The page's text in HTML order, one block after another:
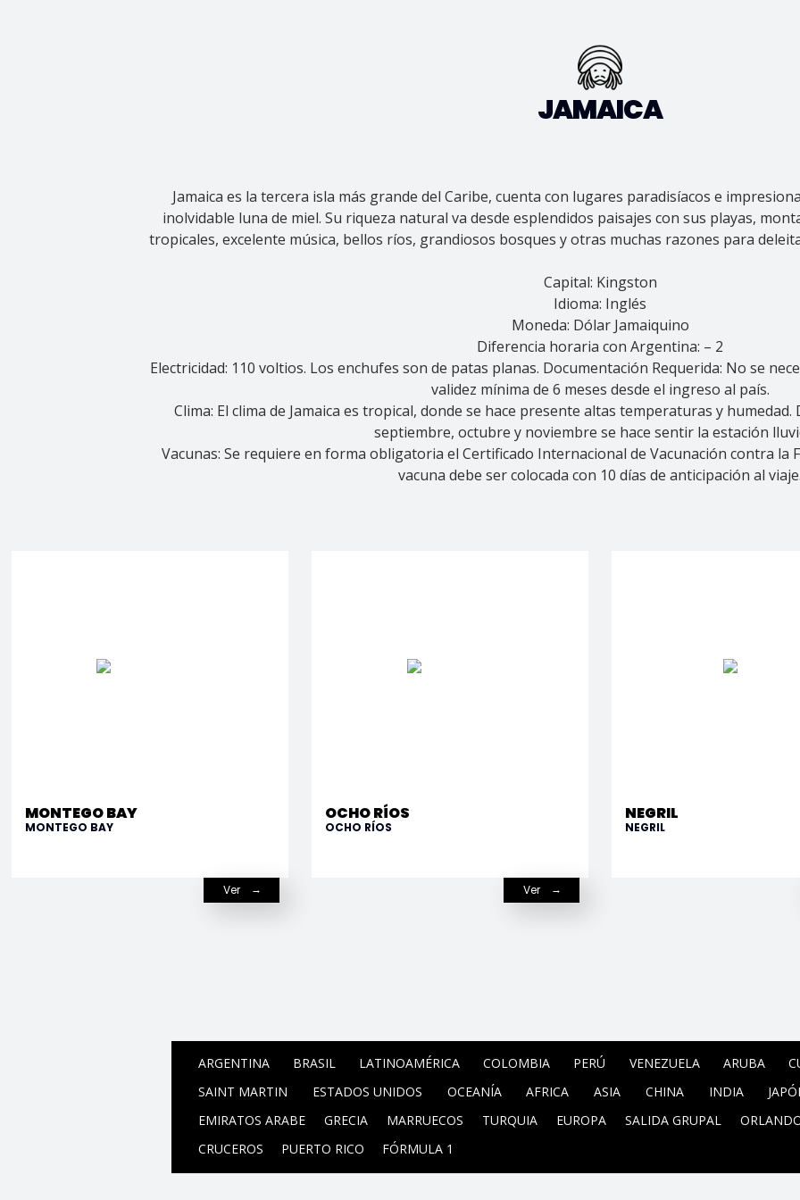
JAMAICA
Jamaica es la tercera isla más grande del Caribe, cuenta con lugares paradisíacos e
inolvidable luna de miel. Su riqueza natural va desde esplendidos paisajes con sus playas,
tropicales, excelente música, bellos ríos, grandiosos bosques y otras muchas razones para
Capital: Kingston
Idioma: Inglés
Moneda: Dólar Jamaiquino
Diferencia horaria con Argentina: – 2
Electricidad: 110 voltios. Los enchufes son de patas planas. Documentación Requerida: No se
validez mínima de 6 meses desde el ingreso al país.
Clima: El clima de Jamaica es tropical, donde se hace presente altas temperaturas y
septiembre, octubre y noviembre se hace sentir la estación
Vacunas: Se requiere en forma obligatoria el Certificado Internacional de Vacunación contra la
vacuna debe ser colocada con 10 días de anticipación al
MONTEGO BAY
MONTEGO BAY
Ver
OCHO RÍOS
OCHO RÍOS
Ver
NEGRIL
NEGRIL
ARGENTINA BRASIL LATINOAMÉRICA COLOMBIA PERÚ VENEZUELA ARUBA
SAINT MARTIN
ESTADOS UNIDOS OCEANÍA AFRICA ASIA CHINA INDIA
EMIRATOS ARABE
GRECIA MARRUECOS TURQUIA EUROPA SALIDA GRUPAL
CRUCEROS
PUERTO RICO FÓRMULA 1